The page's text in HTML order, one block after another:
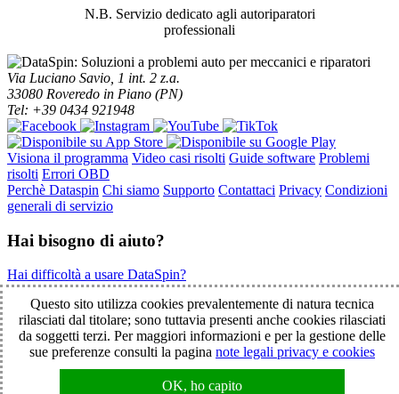
N.B. Servizio dedicato agli autoriparatori
professionali
Via Luciano Savio, 1 int. 2 z.a.
33080 Roveredo in Piano (PN)
Tel: +39 0434 921948
Visiona il programma Video casi risolti Guide software Problemi
risolti Errori OBD
Perchè Dataspin Chi siamo Supporto Contattaci Privacy Condizioni
generali di servizio
Hai bisogno di aiuto?
Hai difficoltà a usare DataSpin?
Clicca per la teleassistenza!
© 2003-2026 DataSpin è un marchio SpinelCar - Tutti i diritti
riservati - È vietata la riproduzione anche parziale - Partita IVA
Questo sito utilizza cookies prevalentemente di natura tecnica
rilasciati dal titolare; sono tuttavia presenti anche cookies rilasciati
da soggetti terzi. Per maggiori informazioni e per la gestione delle
sue preferenze consulti la pagina note legali privacy e cookies
OK, ho capito